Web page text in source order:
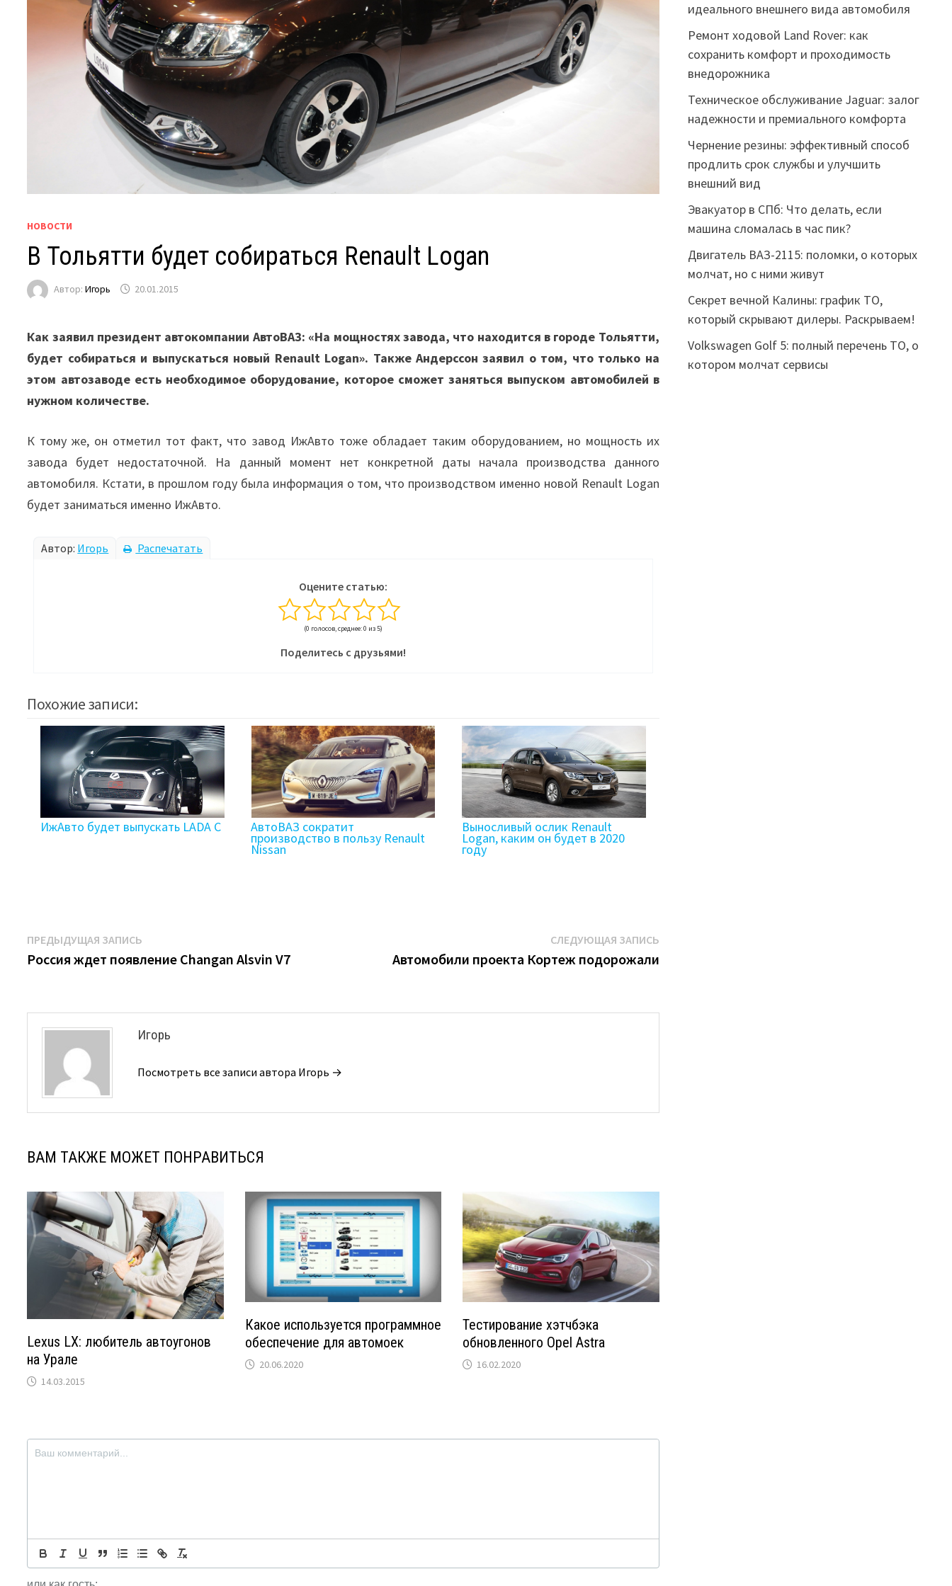
НОВОСТИ
В Тольятти будет собираться Renault Logan
Автор:Игорь 20.01.2015
Как заявил президент автокомпании АвтоВАЗ: «На мощностях завода, что находится в городе Тольятти,
будет собираться и выпускаться новый Renault Logan». Также Андерссон заявил о том, что только на
этом автозаводе есть необходимое оборудование, которое сможет заняться выпуском автомобилей в
нужном количестве.
К тому же, он отметил тот факт, что завод ИжАвто тоже обладает таким оборудованием, но мощность их
завода будет недостаточной. На данный момент нет конкретной даты начала производства данного
автомобиля. Кстати, в прошлом году была информация о том, что производством именно новой Renault Logan
будет заниматься именно ИжАвто.
Автор: Игорь Распечатать
Оцените статью:
(0 голосов, среднее: 0 из 5)
Поделитесь с друзьями!
Похожие записи:
ИжАвто будет выпускать LADA C АвтоВАЗ сократит
производство в пользу Renault
Nissan
Выносливый ослик Renault
Logan, каким он будет в 2020
году
Навигация
по
ПРЕДЫДУЩАЯ ЗАПИСЬ
запись:
Россия ждет появление Changan Alsvin V7
СЛЕДУЮЩАЯ ЗАПИСЬСледующая
запись:
Автомобили проекта Кортеж подорожали
Игорь
Посмотреть все записи автора Игорь →
ВАМ ТАКЖЕ МОЖЕТ ПОНРАВИТЬСЯ
Lexus LX: любитель автоугонов
на Урале
14.03.2015
Какое используется программное
обеспечение для автомоек
20.06.2020
Тестирование хэтчбэка
обновленного Opel Astra
16.02.2020
идеального внешнего вида автомобиля
Ремонт ходовой Land Rover: как
сохранить комфорт и проходимость
внедорожника
Техническое обслуживание Jaguar: залог
надежности и премиального комфорта
Чернение резины: эффективный способ
продлить срок службы и улучшить
внешний вид
Эвакуатор в СПб: Что делать, если
машина сломалась в час пик?
Двигатель ВАЗ-2115: поломки, о которых
молчат, но с ними живут
Секрет вечной Калины: график ТО,
который скрывают дилеры. Раскрываем!
Volkswagen Golf 5: полный перечень ТО, о
котором молчат сервисы